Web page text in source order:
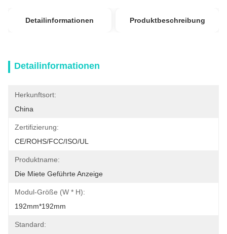
Detailinformationen Produktbeschreibung
Detailinformationen
Herkunftsort:
China
Zertifizierung:
CE/ROHS/FCC/ISO/UL
Produktname:
Die Miete Geführte Anzeige
Modul-Größe (W * H):
192mm*192mm
Standard: